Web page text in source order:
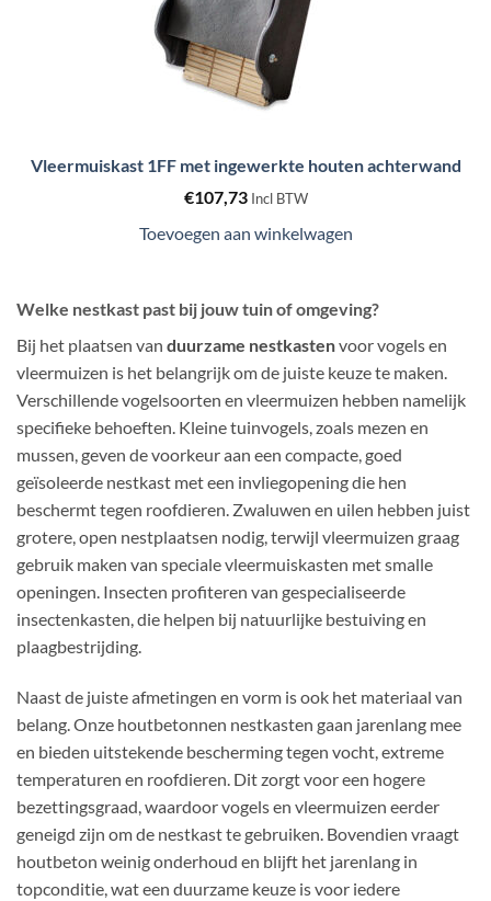
Vleermuiskast 1FF met ingewerkte houten achterwand
€107,73 Incl BTW
Toevoegen aan winkelwagen
Welke nestkast past bij jouw tuin of omgeving?
Bij het plaatsen van duurzame nestkastenvoor vogels en
vleermuizen is het belangrijk om de juiste keuze te maken.
Verschillende vogelsoorten en vleermuizen hebben namelijk
specifieke behoeften. Kleine tuinvogels, zoals mezen en
mussen, geven de voorkeur aan een compacte, goed
geïsoleerde nestkast met een invliegopening die hen
beschermt tegen roofdieren. Zwaluwen en uilen hebben juist
grotere, open nestplaatsen nodig, terwijl vleermuizen graag
gebruik maken van speciale vleermuiskasten met smalle
openingen. Insecten profiteren van gespecialiseerde
insectenkasten, die helpen bij natuurlijke bestuiving en
plaagbestrijding.
Naast de juiste afmetingen en vorm is ook het materiaal van
belang. Onze houtbetonnen nestkasten gaan jarenlang mee
en bieden uitstekende bescherming tegen vocht, extreme
temperaturen en roofdieren. Dit zorgt voor een hogere
bezettingsgraad, waardoor vogels en vleermuizen eerder
geneigd zijn om de nestkast te gebruiken. Bovendien vraagt
houtbeton weinig onderhoud en blijft het jarenlang in
topconditie, wat een duurzame keuze is voor iedere